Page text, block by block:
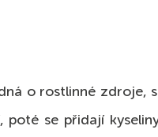
o rostlinné zdroje,
se přidají